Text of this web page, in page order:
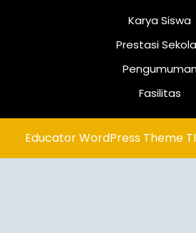
Karya Siswa
Prestasi
Fasilitas
Educator WordPress Theme